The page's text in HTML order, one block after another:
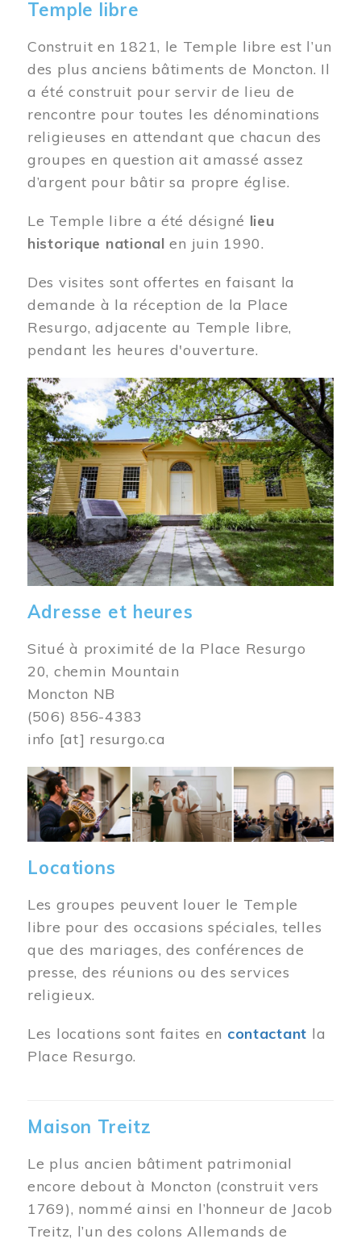
Temple libre
Construit en 1821, le Temple libre est l’un
des plus anciens bâtiments de Moncton. Il
a été construit pour servir de lieu de
rencontre pour toutes les dénominations
religieuses en attendant que chacun des
groupes en question ait amassé assez
d’argent pour bâtir sa propre église.
Le Temple libre a été désigné lieu
historique national en juin 1990.
Des visites sont offertes en faisant la
demande à la réception de la Place
Resurgo, adjacente au Temple libre,
pendant les heures d'ouverture.
Image
Adresse et heures
Situé à proximité de la Place Resurgo
20, chemin Mountain
Moncton NB
(506) 856-4383
info [at] resurgo.ca
Image
Locations
Les groupes peuvent louer le Temple
libre pour des occasions spéciales, telles
que des mariages, des conférences de
presse, des réunions ou des services
religieux.
Les locations sont faites en contactant la
Place Resurgo.
Maison Treitz
Le plus ancien bâtiment patrimonial
encore debout à Moncton (construit vers
1769), nommé ainsi en l’honneur de Jacob
Treitz, l’un des colons Allemands de